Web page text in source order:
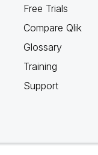
Free Trials
Compare Qlik
Glossary
Training
Support